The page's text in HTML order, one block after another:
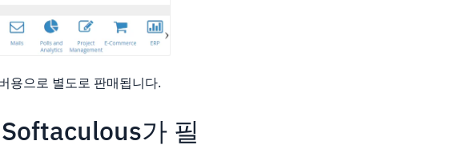
용으로 별도로 판매됩니다.
가 필